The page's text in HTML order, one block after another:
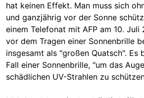
hat keinen Effekt. Man muss sich
und ganzjährig vor der Sonne
einem Telefonat mit AFP am 10. Juli
vor dem Tragen einer Sonnenbrille
insgesamt als "großen Quatsch". Es
Fall einer Sonnenbrille, "um das
schädlichen UV-Strahlen zu